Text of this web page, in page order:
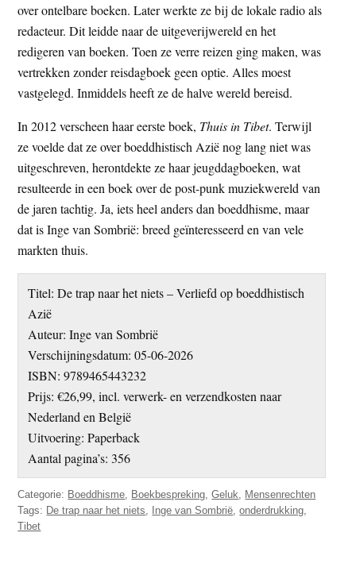
over ontelbare boeken. Later werkte ze bij de lokale radio als
redacteur. Dit leidde naar de uitgeverijwereld en het
redigeren van boeken. Toen ze verre reizen ging maken, was
vertrekken zonder reisdagboek geen optie. Alles moest
vastgelegd. Inmiddels heeft ze de halve wereld bereisd.
In 2012 verscheen haar eerste boek, Thuis in Tibet. Terwijl
ze voelde dat ze over boeddhistisch Azië nog lang niet was
uitgeschreven, herontdekte ze haar jeugddagboeken, wat
resulteerde in een boek over de post-punk muziekwereld van
de jaren tachtig. Ja, iets heel anders dan boeddhisme, maar
dat is Inge van Sombrië: breed geïnteresseerd en van vele
markten thuis.
Titel: De trap naar het niets – Verliefd op boeddhistisch
Azië
Auteur: Inge van Sombrië
Verschijningsdatum: 05-06-2026
ISBN: 9789465443232
Prijs: €26,99, incl. verwerk- en verzendkosten naar
Nederland en België
Uitvoering: Paperback
Aantal pagina’s: 356
Categorie: Boeddhisme, Boekbespreking,Geluk, Mensenrechten
Tags: De trap naar het niets, Inge van Sombrië,onderdrukking,
Tibet